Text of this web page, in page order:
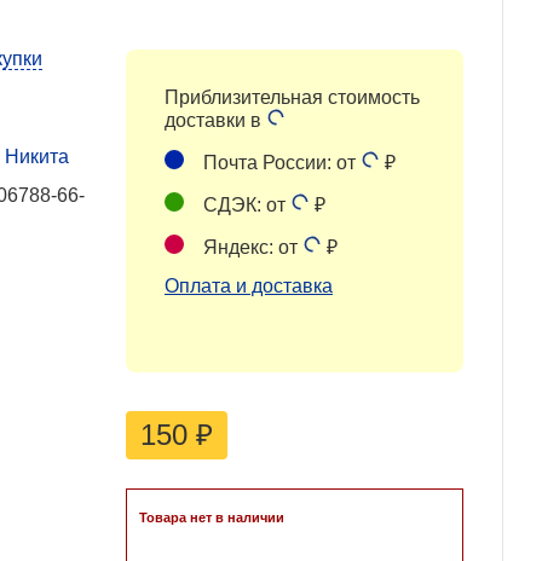
66-
Приблизительная стоимость
доставки в
Почта России: от ₽
СДЭК: от ₽
Яндекс: от
₽
Оплата и доставка
150 ₽
Товара нет в наличии